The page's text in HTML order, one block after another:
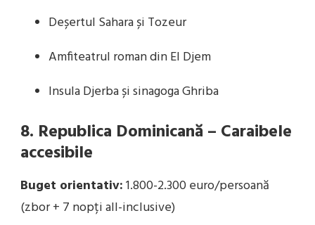
Deșertul Sahara și Tozeur
Amfiteatrul roman din El Djem
Insula Djerba și sinagoga Ghriba
8. Republica Dominicană – Caraibele
accesibile
Buget orientativ:1.800-2.300 euro/persoană
(zbor + 7 nopți all-inclusive)